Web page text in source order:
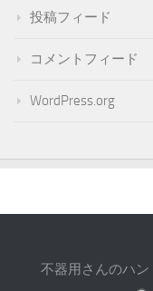
投稿フィード
コメントフィード
WordPress.org
不器用さんのハン